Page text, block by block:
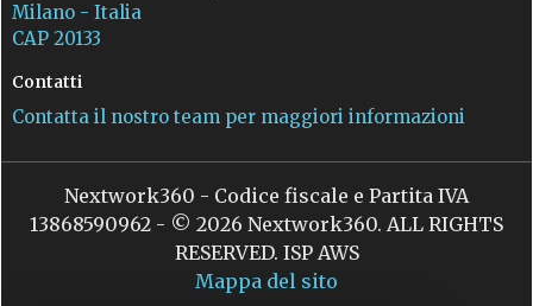
Milano - Italia
CAP 20133
Contatti
Contatta il nostro team per maggiori informazioni
Nextwork360 - Codice fiscale e Partita IVA
13868590962 - © 2026 Nextwork360. ALL RIGHTS
RESERVED. ISP AWS
Mappa del sito